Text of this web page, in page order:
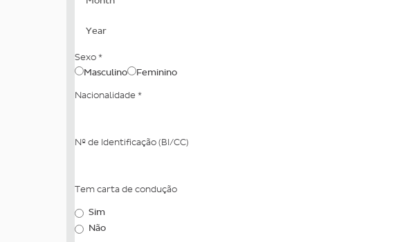
Sexo *
Masculino
Feminino
Nacionalidade *
Nº de Identificação (BI/CC)
Tem carta de condução
Sim
Não